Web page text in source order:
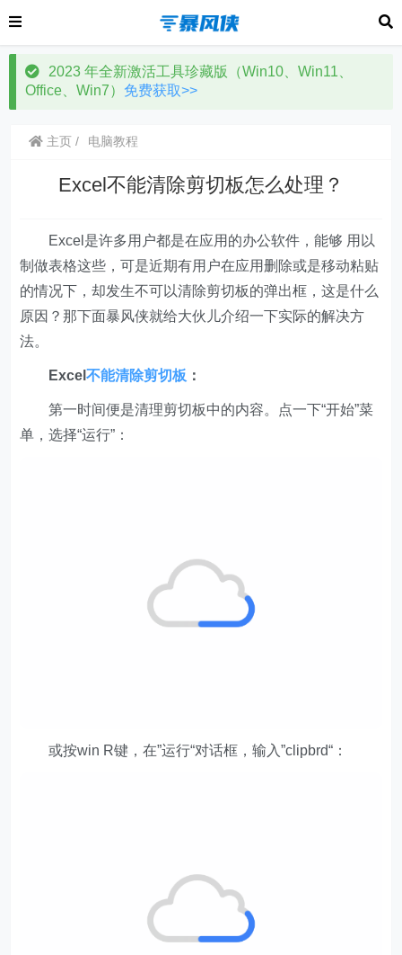
2023 年全新激活工具珍藏版（Win10、Win11、
Office、Win7） 免费获取>>
主页 电脑教程
Excel不能清除剪切板怎么处理？
Excel是许多用户都是在应用的办公软件，能够 用以
制做表格这些，可是近期有用户在应用删除或是移动粘贴
的情况下，却发生不可以清除剪切板的弹出框，这是什么
原因？那下面暴风侠就给大伙儿介绍一下实际的解决方
法。
Excel不能清除剪切板 ：
第一时间便是清理剪切板中的内容。点一下“开始”菜
单，选择“运行”：
或按win R键，在”运行“对话框，输入”clipbrd“：